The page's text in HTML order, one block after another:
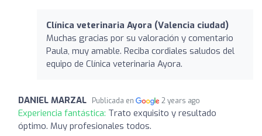
Clínica veterinaria Ayora (Valencia ciudad)
Muchas gracias por su valoración y comentario
Paula, muy amable. Reciba cordiales saludos del
equipo de Clínica veterinaria Ayora.
DANIEL MARZAL Publicada en 2 years ago
Experiencia fantástica: Trato exquisito y resultado
óptimo. Muy profesionales todos.